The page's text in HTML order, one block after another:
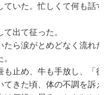
いた。忙しくて何も話
出て征った。
ら涙がとめどなく流れ
止め、牛も手放し、「
てきた頃、体の不調を訴